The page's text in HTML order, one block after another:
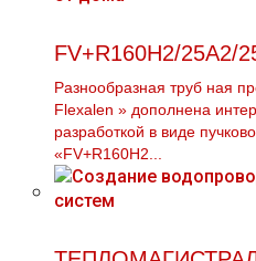
FV+R160H2/25A2/
Разнообразная тpуб ная
Flехalеn » дополнена
разработкой в виде
«FV+R160H2...